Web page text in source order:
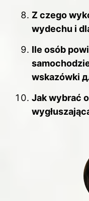
Z czego
wydechu i
Ile osób
wskazówki
Jak wybrać